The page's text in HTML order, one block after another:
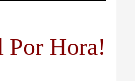
Por Hora!